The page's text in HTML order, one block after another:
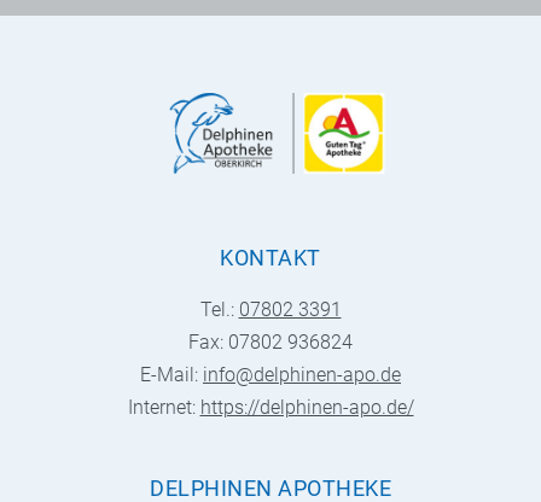
KONTAKT
Tel.: 07802 3391
Fax: 07802 936824
E-Mail: info@delphinen-apo.de
Internet: https://delphinen-apo.de/
DELPHINEN APOTHEKE